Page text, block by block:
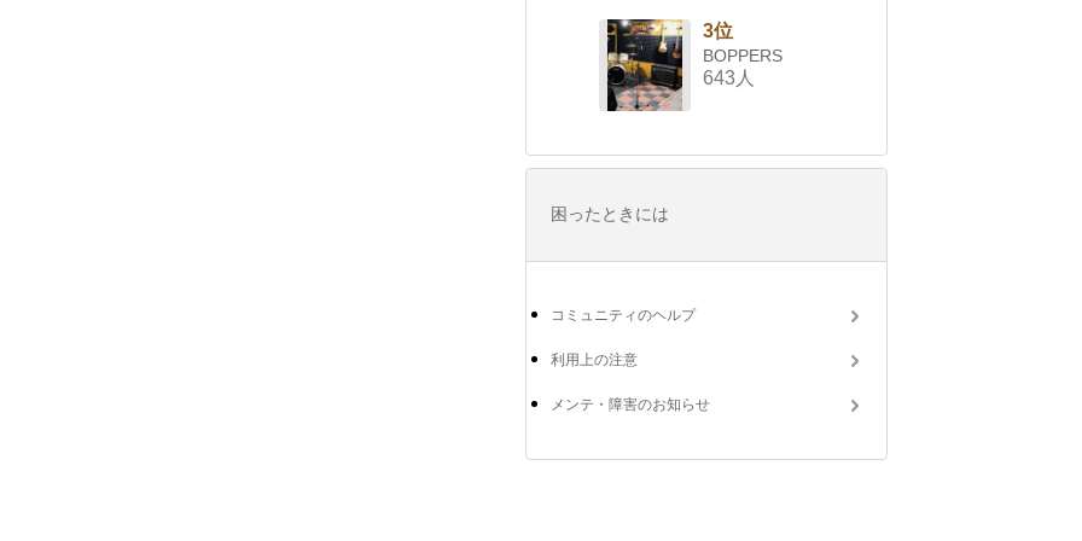
3位
BOPPERS
643人
困ったときには
コミュニティのヘルプ
利用上の注意
メンテ・障害のお知らせ